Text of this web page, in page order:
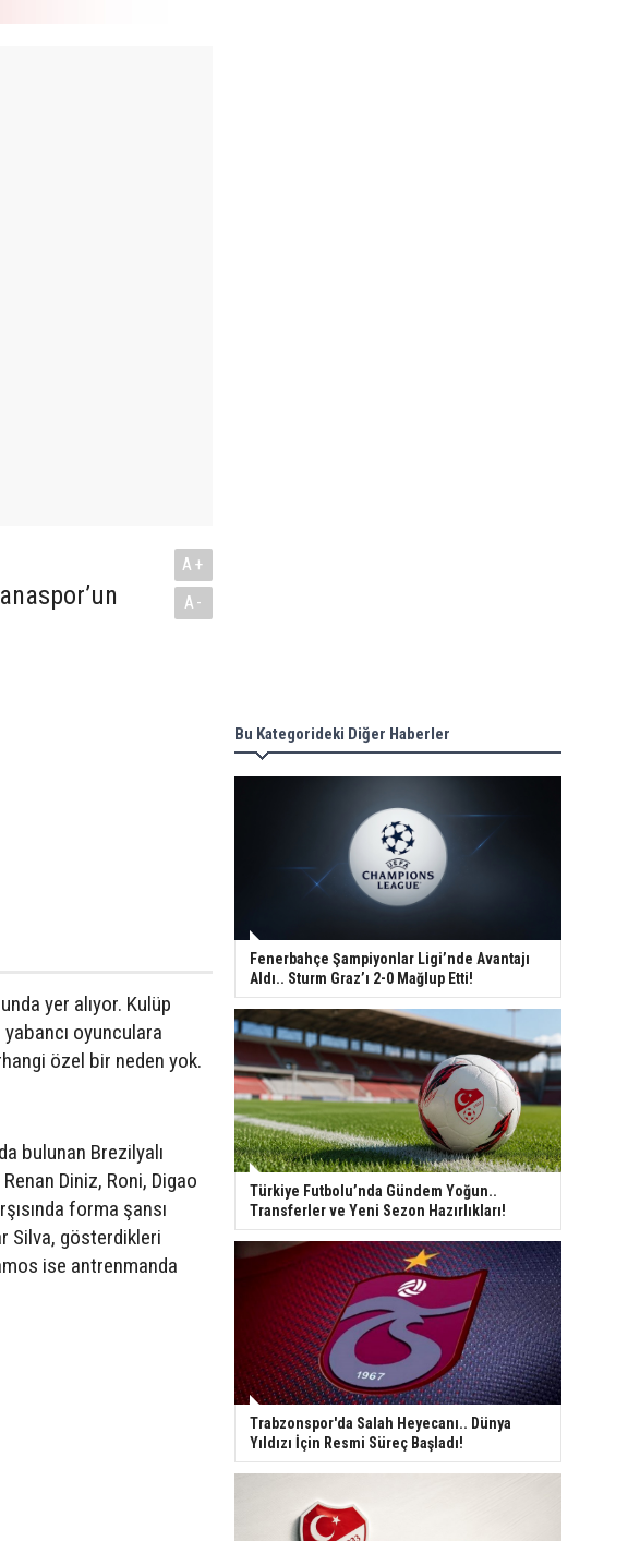
A+
A-
yer alıyor. Kulüp
oyunculara
özel bir neden yok.
bulunan Brezilyalı
Diniz, Roni, Digao
forma şansı
Silva, gösterdikleri
ise antrenmanda
Bu Kategorideki Diğer Haberler
Fenerbahçe Şampiyonlar Ligi’nde Avantajı
Aldı.. Sturm Graz’ı 2-0 Mağlup Etti!
Türkiye Futbolu’nda Gündem Yoğun..
Transferler ve Yeni Sezon Hazırlıkları!
Trabzonspor'da Salah Heyecanı.. Dünya
Yıldızı İçin Resmi Süreç Başladı!